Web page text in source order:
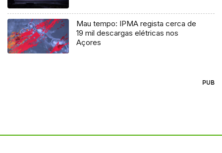
Mau tempo: IPMA regista cerca de
19 mil descargas elétricas nos
Açores
PUB